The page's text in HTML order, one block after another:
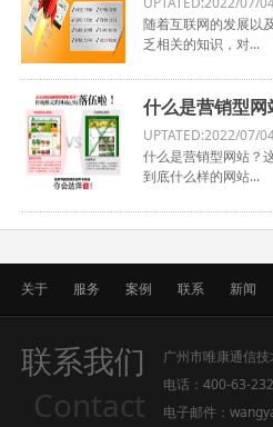
随着互联网的发展以
乏相关的知识，对...
什么是营销型
UPTATED:2022/07/
什么是营销型网站？
到底什么样的网站...
关于 服务 案例 联系 新闻
联系我们
Contact
广州市唯康通信
电话：400-63-
电子邮件：